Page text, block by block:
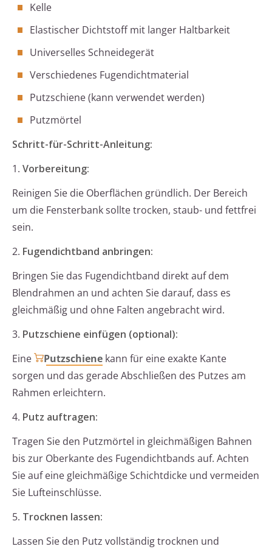
Kelle
Elastischer Dichtstoff mit langer Haltbarkeit
Universelles Schneidegerät
Verschiedenes Fugendichtmaterial
Putzschiene (kann verwendet werden)
Putzmörtel
Schritt-für-Schritt-Anleitung:
1. Vorbereitung:
Reinigen Sie die Oberflächen gründlich. Der Bereich
um die Fensterbank sollte trocken, staub- und fettfrei
sein.
2. Fugendichtband anbringen:
Bringen Sie das Fugendichtband direkt auf dem
Blendrahmen an und achten Sie darauf, dass es
gleichmäßig und ohne Falten angebracht wird.
3. Putzschiene einfügen (optional):
Eine
Putzschiene kann für eine exakte Kante
sorgen und das gerade Abschließen des Putzes am
Rahmen erleichtern.
4. Putz auftragen:
Tragen Sie den Putzmörtel in gleichmäßigen Bahnen
bis zur Oberkante des Fugendichtbands auf. Achten
Sie auf eine gleichmäßige Schichtdicke und vermeiden
Sie Lufteinschlüsse.
5. Trocknen lassen:
Lassen Sie den Putz vollständig trocknen und